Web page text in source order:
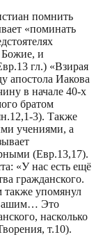
помнить
«поминать
и
гл.) «Взирая
апостола Иакова
в начале 40-х
братом
3). Также
учениями, а
(Евр.13,17).
«У нас есть ещё
гражданского.
также упомянул
вашим… Это
насколько
т.10).